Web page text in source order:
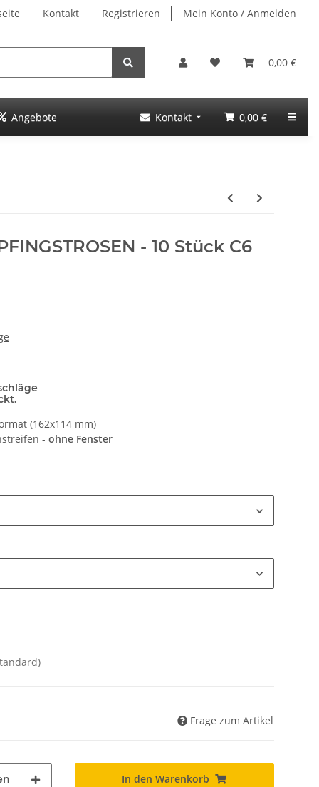
Kontakt Registrieren Mein Konto / Anmelden
0,00 €
Angebote Kontakt 0,00 €
- 10 Stück C6
(162x114 mm)
- ohne Fenster
Frage zum Artikel
In den Warenkorb